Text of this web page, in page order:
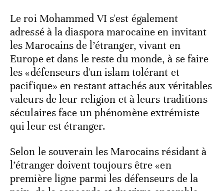
Le roi Mohammed VI s'est également
adressé à la diaspora marocaine en invitant
les Marocains de l’étranger, vivant en
Europe et dans le reste du monde, à se faire
les «défenseurs d'un islam tolérant et
pacifique» en restant attachés aux véritables
valeurs de leur religion et à leurs traditions
séculaires face un phénomène extrémiste
qui leur est étranger.
Selon le souverain les Marocains résidant à
l’étranger doivent toujours être «en
première ligne parmi les défenseurs de la